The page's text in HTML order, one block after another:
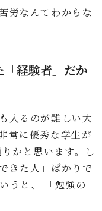
労なんてわからな
経験者」だか
入るのが難しい大
常に優秀な学生が
かと思います。し
きた人」ばかりで
うと、 「勉強の